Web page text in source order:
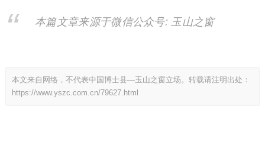
本篇文章来源于微信公众号: 玉山之窗
本文来自网络，不代表中国博士县—玉山之窗立场。转载请注明出处：
https://www.yszc.com.cn/79627.html